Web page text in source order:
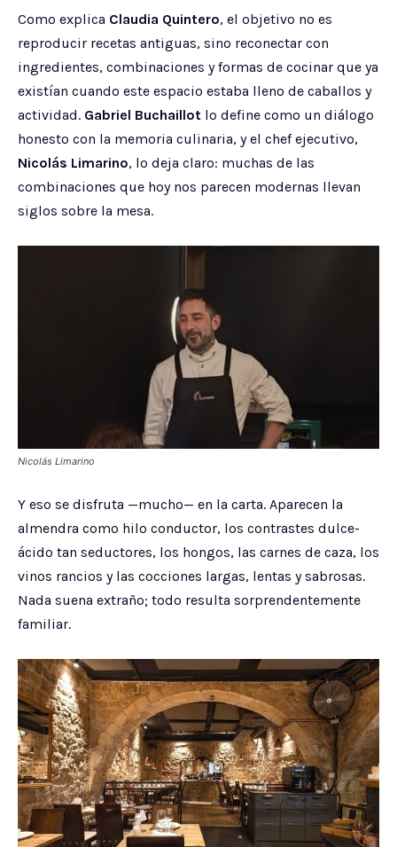
Como explica Claudia Quintero, el objetivo no es
reproducir recetas antiguas, sino reconectar con
ingredientes, combinaciones y formas de cocinar que ya
existían cuando este espacio estaba lleno de caballos y
actividad. Gabriel Buchaillot lo define como un diálogo
honesto con la memoria culinaria, y el chef ejecutivo,
Nicolás Limarino, lo deja claro: muchas de las
combinaciones que hoy nos parecen modernas llevan
siglos sobre la mesa.
Nicolás Limarino
Y eso se disfruta —mucho— en la carta. Aparecen la
almendra como hilo conductor, los contrastes dulce-
ácido tan seductores, los hongos, las carnes de caza, los
vinos rancios y las cocciones largas, lentas y sabrosas.
Nada suena extraño; todo resulta sorprendentemente
familiar.